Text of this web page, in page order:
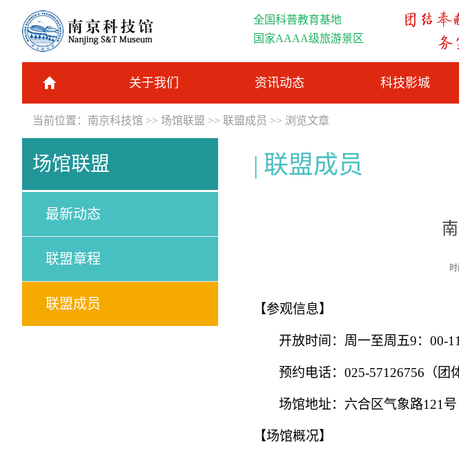
全国科普教育基地
国家AAAA级旅游景区
关于我们 资讯动态 科技影城
当前位置： 南京科技馆 >> 场馆联盟 >> 联盟成员 >> 浏览文章
场馆联盟
最新动态
联盟章程
联盟成员
联盟成员
【参观信息】
开放时间：周一至周五9：00-
预约电话： 025-57126756（团
场馆地址：六合区气象路121号
【场馆概况】